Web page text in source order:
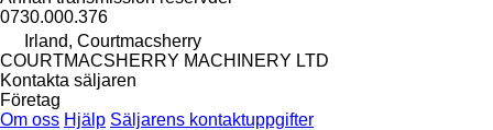
0730.000.376
Irland, Courtmacsherry
COURTMACSHERRY MACHINERY LTD
Kontakta säljaren
Företag
Om oss Hjälp Säljarens kontaktuppgifter